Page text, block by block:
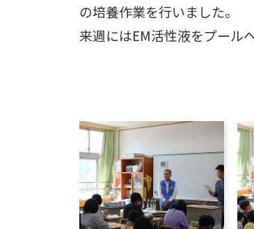
の培養作業を行いました。
来週にはEM活性液をプール